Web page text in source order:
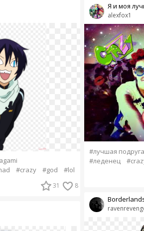
#crazy #god #lol
31 8
alexfox1
Я и моя
#лучшая подруга
#леденец